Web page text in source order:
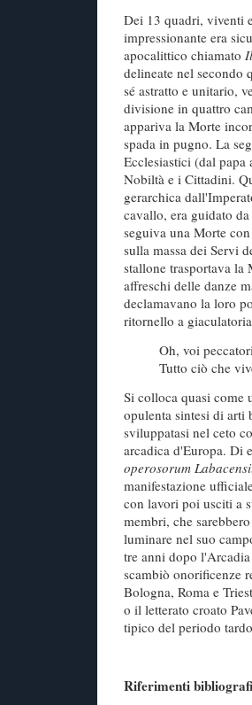
Dei 13 quadri, viventi
impressionante era
apocalittico chiamato
delineate nel secondo
sé astratto e unitario,
divisione in quattro
appariva la Morte
spada in pugno. La
Ecclesiastici (dal
Nobiltà e i Cittadini.
gerarchica
cavallo, era guidato
seguiva una Morte
sulla massa dei Servi
stallone trasportava la
affreschi delle danze
declamavano la loro
ritornello a
Oh, voi
Tutto ciò che
Si colloca quasi come
opulenta sintesi di arti
sviluppatasi nel ceto
arcadica d'Europa. Di
operosorum
manifestazione
con lavori poi usciti a
membri, che
luminare nel suo
tre anni dopo
scambiò onorificenze
Bologna, Roma e
o il letterato croato
tipico del periodo
Riferimenti